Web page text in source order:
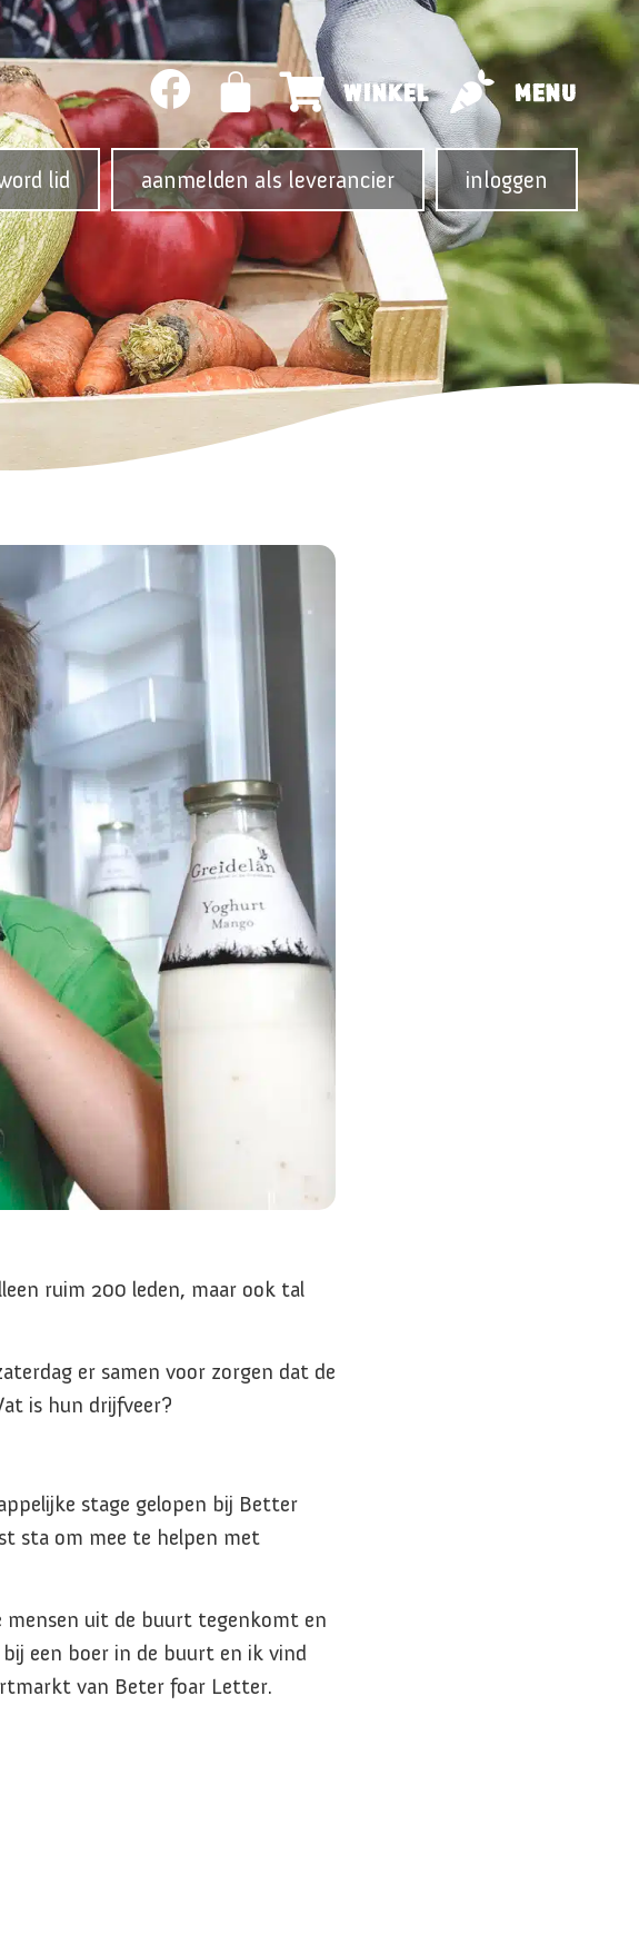
WINKEL MENU
lid aanmelden als leverancier inloggen
ruim 200 leden, maar ook tal
er samen voor zorgen dat de
is hun drijfveer?
stage gelopen bij Better
sta om mee te helpen met
mensen uit de buurt tegenkomt en
een boer in de buurt en ik vind
van Beter foar Letter.